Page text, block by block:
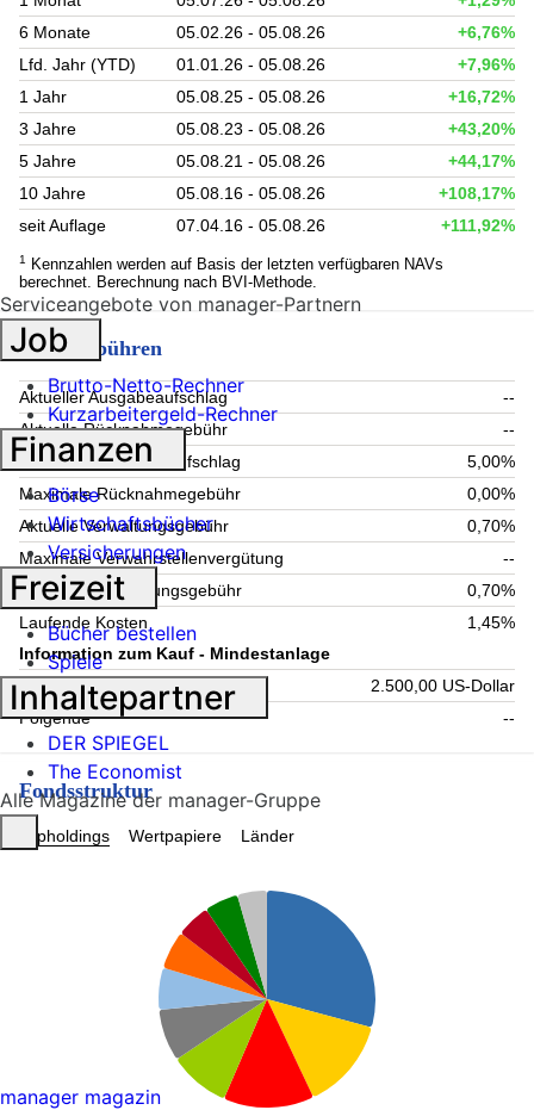
6 Monate
05.02.26 - 05.08.26
+6,76%
Lfd. Jahr (YTD)
01.01.26 - 05.08.26
+7,96%
1 Jahr
05.08.25 - 05.08.26
+16,72%
3 Jahre
05.08.23 - 05.08.26
+43,20%
5 Jahre
05.08.21 - 05.08.26
+44,17%
10 Jahre
05.08.16 - 05.08.26
+108,17%
seit Auflage
07.04.16 - 05.08.26 +111,92%
1
Kennzahlen werden auf Basis der letzten verfügbaren NAVs
berechnet. Berechnung nach BVI-Methode.
Fondsgebühren
Aktueller Ausgabeaufschlag
--
Aktuelle Rücknahmegebühr
--
Maximaler Ausgabeaufschlag
5,00%
Maximale Rücknahmegebühr
0,00%
Aktuelle Verwaltungsgebühr
0,70%
Maximale Verwahrstellenvergütung
--
Maximale Verwaltungsgebühr
0,70%
Laufende Kosten
1,45%
Information zum Kauf - Mindestanlage
Einmalig
2.500,00 US-Dollar
Folgende
--
Fondsstruktur
Topholdings Wertpapiere Länder
Serviceangebote von manager-Partnern
Job
Brutto-Netto-Rechner
Kurzarbeitergeld-Rechner
Finanzen
Börse
Wirtschaftsbücher
Versicherungen
Freizeit
Bücher bestellen
Spiele
Inhaltepartner
DER SPIEGEL
The Economist
Alle Magazine der manager-Gruppe
manager magazin